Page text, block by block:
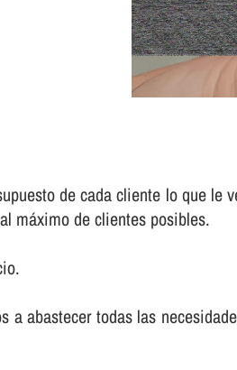
de cada cliente lo que
máximo de clientes posibles.
abastecer todas las